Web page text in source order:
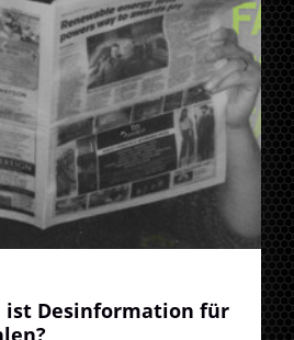
ist Desinformation für